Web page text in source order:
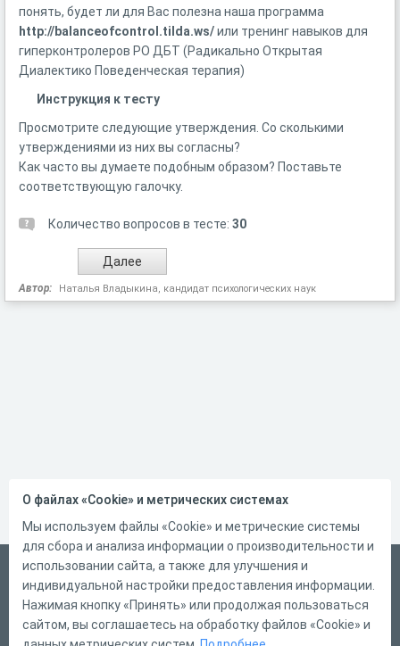
понять, будет ли для Вас полезна наша программа
http://balanceofcontrol.tilda.ws/или тренинг навыков для
гиперконтролеров РО ДБТ (Радикально Открытая
Диалектико Поведенческая терапия)
Инструкция к тесту
Просмотрите следующие утверждения. Со сколькими
утверждениями из них вы согласны?
Как часто вы думаете подобным образом? Поставьте
соответствующую галочку.
Количество вопросов в тесте: 30
Автор: Наталья Владыкина, кандидат психологических наук
Русский
Справка
Форма обратной связи
О файлах «Cookie» и метрических системах
Мы используем файлы «Cookie» и метрические системы
для сбора и анализа информации о производительности и
использовании сайта, а также для улучшения и
индивидуальной настройки предоставления информации.
Нажимая кнопку «Принять» или продолжая пользоваться
сайтом, вы соглашаетесь на обработку файлов «Cookie» и